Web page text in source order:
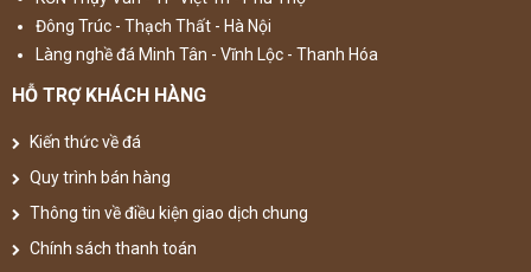
Đông Trúc - Thạch Thất - Hà Nội
Làng nghề đá Minh Tân - Vĩnh Lộc - Thanh Hóa
HỖ TRỢ KHÁCH HÀNG
Kiến thức về đá
Quy trình bán hàng
Thông tin về điều kiện giao dịch chung
Chính sách thanh toán